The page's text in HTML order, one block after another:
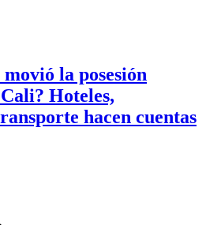
la posesión
Hoteles,
hacen cuentas